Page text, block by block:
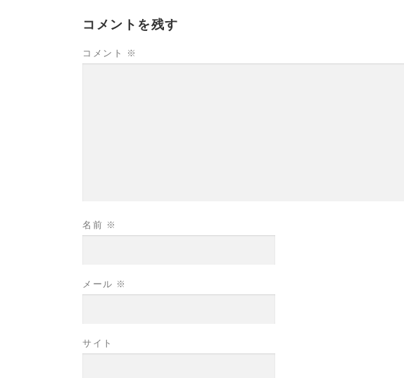
コメントを残す
コメント ※
名前 ※
メール ※
サイト